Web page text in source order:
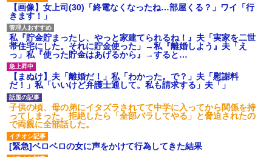
【GIF】JSのカンチョーワロ
タ
後続車にクラクションを鳴ら
され彼氏が逆切れ。「何クラク
ション鳴らしてんだ！降りてこ
いよ！」と怒鳴りだし...
【衝撃】報酬100万円超の治験
募集がこちらｗｗｗｗｗ(※画像
あり)
【ネット騒然】惨殺されたタ
ワマン頂き女子のこの動画、す
げえええええｗｗｗｗｗｗｗｗ
ｗｗｗ
【愕然】白のクラウン俺氏、
高速道路左車線を制限速度で走
った結果wwwwwwwwwwww
【画像】女上司(30)「終電なくなったね…部屋くる？」ワイ「行
きます！」
私『貯金貯まったし、やっと家建てられるね！』夫「実家を二世
帯住宅にした。それに貯金使った」→私『離婚しよう』夫「え
っ」私『使った貯金はあげるから』→すると…
【まぬけ】夫「離婚だ！」私「わかった。で？」夫「慰謝料
だ！」私「いいけど弁護士通して。私も請求する」夫「」
子供の頃、母の弟にイタズラされてて中学に入ってから関係を持
ってしまった。拒絶したら「全部バラしてやる」と脅迫されたの
で両親に全部話した。
[緊急]ベロベロの女に声をかけて行為してきた結果